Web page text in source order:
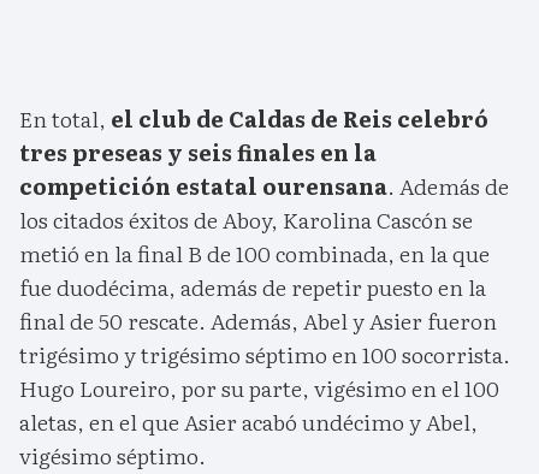
En total, el club de Caldas de Reis celebró
tres preseas y seis finales en la
competición estatal ourensana. Además de
los citados éxitos de Aboy, Karolina Cascón se
metió en la final B de 100 combinada, en la que
fue duodécima, además de repetir puesto en la
final de 50 rescate. Además, Abel y Asier fueron
trigésimo y trigésimo séptimo en 100 socorrista.
Hugo Loureiro, por su parte, vigésimo en el 100
aletas, en el que Asier acabó undécimo y Abel,
vigésimo séptimo.